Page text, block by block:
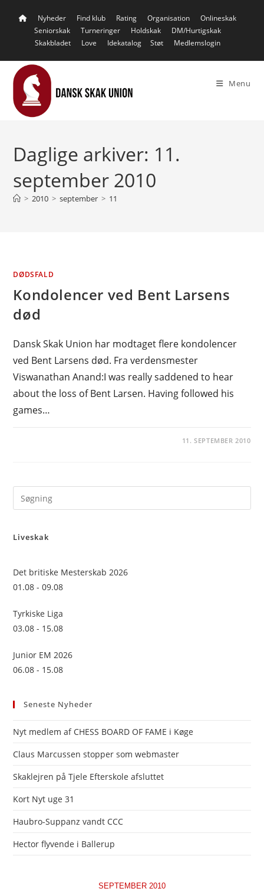
Nyheder Find klub Rating Organisation
Onlineskak
Seniorskak
Turneringer Holdskak
DM/Hurtigskak
Skakbladet
Love Idekatalog Støt Medlemslogin
Menu
Daglige arkiver: 11.
september 2010
> 2010 > september > 11
DØDSFALD
Kondolencer ved Bent Larsens
død
Dansk Skak Union har modtaget flere kondolencer
ved Bent Larsens død. Fra verdensmester
Viswanathan Anand:I was really saddened to hear
about the loss of Bent Larsen. Having followed his
games…
11. SEPTEMBER 2010
Liveskak
Det britiske Mesterskab 2026
01.08 - 09.08
Tyrkiske Liga
03.08 - 15.08
Junior EM 2026
06.08 - 15.08
Seneste Nyheder
Nyt medlem af CHESS BOARD OF FAME i Køge
Claus Marcussen stopper som webmaster
Skaklejren på Tjele Efterskole afsluttet
Kort Nyt uge 31
Haubro-Suppanz vandt CCC
Hector flyvende i Ballerup
SEPTEMBER 2010